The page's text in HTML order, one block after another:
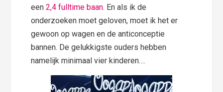
een2,4 fulltime baan. En als ik de
onderzoeken moet geloven, moet ik het er
gewoon op wagen en de anticonceptie
bannen. De gelukkigste ouders hebben
namelijk minimaal vier kinderen….